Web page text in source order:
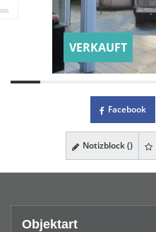
VERKAUFT
Facebook
Notizblock ()
Objektart